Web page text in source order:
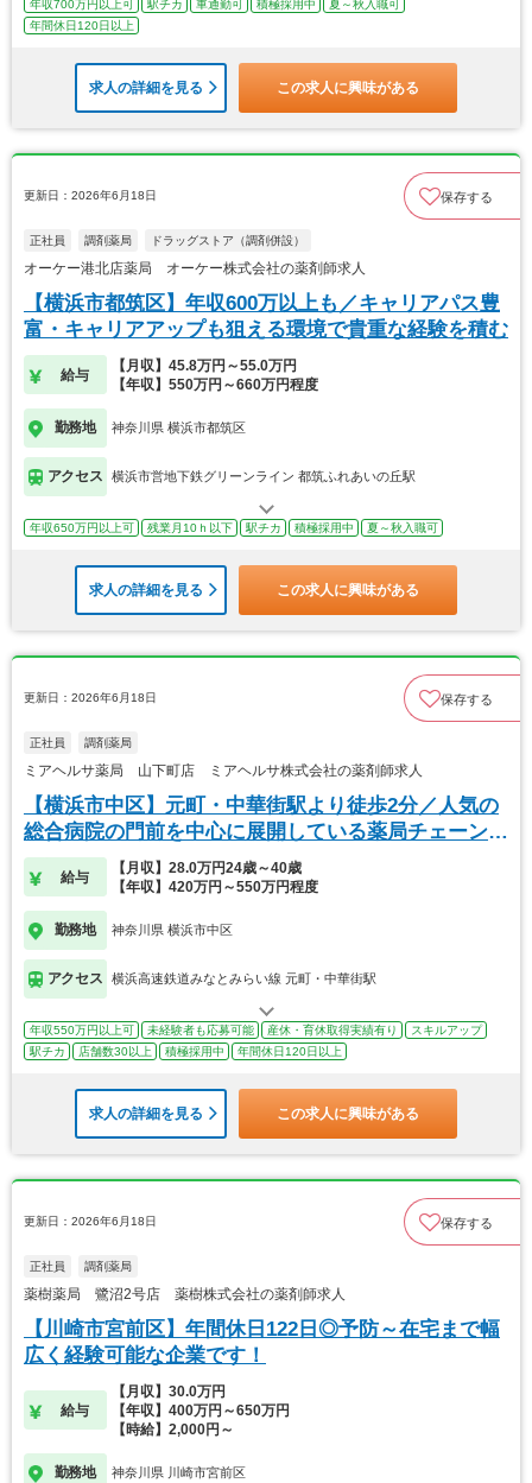
年収700万円以上可 駅チカ 車通勤可 積極採用中
夏～秋入職可
年間休日120日以上
求人の詳細を見る この求人に興味がある
更新日：2026年6月18日 保存する
正社員 調剤薬局 ドラッグストア（調剤併設）
オーケー港北店薬局 オーケー株式会社の薬剤師求人
【横浜市都筑区】年収600万以上も／キャリアパス豊
富・キャリアアップも狙える環境で貴重な経験を積む
給与
【月収】45.8万円～55.0万円
【年収】550万円～660万円程度
勤務地 神奈川県 横浜市都筑区
アクセス 横浜市営地下鉄グリーンライン 都筑ふれあいの丘駅
年収650万円以上可 残業月10ｈ以下 駅チカ 積極採用中 夏～秋入職可
求人の詳細を見る この求人に興味がある
更新日：2026年6月18日 保存する
正社員 調剤薬局
ミアヘルサ薬局 山下町店 ミアヘルサ株式会社の薬剤師求人
【横浜市中区】元町・中華街駅より徒歩2分／人気の
総合病院の門前を中心に展開している薬局チェーンで
す！
給与
【月収】28.0万円24歳～40歳
【年収】420万円～550万円程度
勤務地 神奈川県 横浜市中区
アクセス 横浜高速鉄道みなとみらい線 元町・中華街駅
年収550万円以上可 未経験者も応募可能 産休・育休取得実績有り
スキルアップ
駅チカ
店舗数30以上 積極採用中 年間休日120日以上
求人の詳細を見る この求人に興味がある
更新日：2026年6月18日 保存する
正社員 調剤薬局
薬樹薬局 鷺沼2号店 薬樹株式会社の薬剤師求人
【川崎市宮前区】年間休日122日◎予防～在宅まで幅
広く経験可能な企業です！
給与
【月収】30.0万円
【年収】400万円～650万円
【時給】2,000円～
勤務地 神奈川県 川崎市宮前区